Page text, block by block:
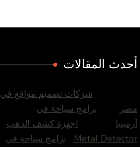
أحدث المقالات
شركات تصميم مواقع في
مصر
برامج سياحة في
أرمينيا
اجهزة كشف الذهب
Metal Detector
برامج سياحة في